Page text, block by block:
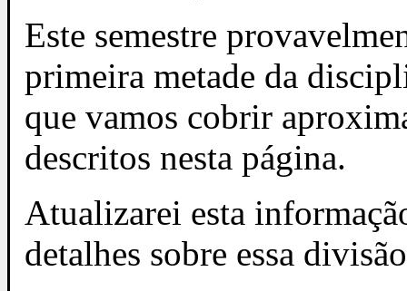
Este semestre
primeira metade da
que vamos cobrir
descritos nesta página.
Atualizarei esta
detalhes sobre essa